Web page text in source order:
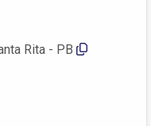
Rita - PB